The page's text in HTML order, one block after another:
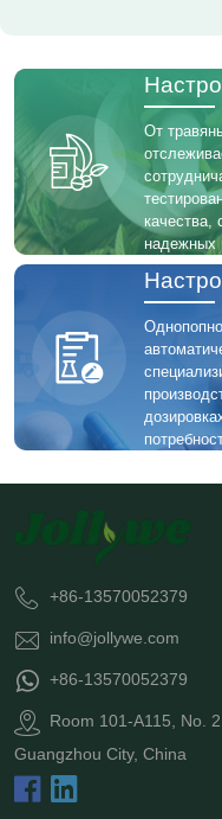
От
качества,
надежных
+86-13570052379
info@jollywe.com
+86-13570052379
Room 101-A115, No.
Guangzhou City, China